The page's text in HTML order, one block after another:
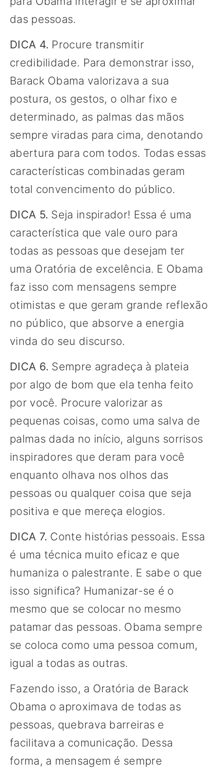
das pessoas.
DICA 4. Procure transmitir
credibilidade. Para demonstrar isso,
Barack Obama valorizava a sua
postura, os gestos, o olhar fixo e
determinado, as palmas das mãos
sempre viradas para cima, denotando
abertura para com todos. Todas essas
características combinadas geram
total convencimento do público.
DICA 5. Seja inspirador! Essa é uma
característica que vale ouro para
todas as pessoas que desejam ter
uma Oratória de excelência. E Obama
faz isso com mensagens sempre
otimistas e que geram grande reflexão
no público, que absorve a energia
vinda do seu discurso.
DICA 6. Sempre agradeça à plateia
por algo de bom que ela tenha feito
por você. Procure valorizar as
pequenas coisas, como uma salva de
palmas dada no início, alguns sorrisos
inspiradores que deram para você
enquanto olhava nos olhos das
pessoas ou qualquer coisa que seja
positiva e que mereça elogios.
DICA 7. Conte histórias pessoais. Essa
é uma técnica muito eficaz e que
humaniza o palestrante. E sabe o que
isso significa? Humanizar-se é o
mesmo que se colocar no mesmo
patamar das pessoas. Obama sempre
se coloca como uma pessoa comum,
igual a todas as outras.
Fazendo isso, a Oratória de Barack
Obama o aproximava de todas as
pessoas, quebrava barreiras e
facilitava a comunicação. Dessa
forma, a mensagem é sempre